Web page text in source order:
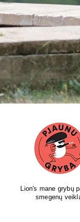
Gydytojos sukurti
papildai!